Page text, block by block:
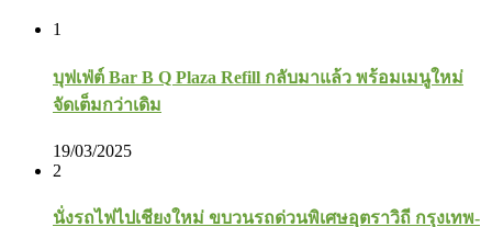
1
บุฟเฟ่ต์ Bar B Q Plaza Refill กลับมาแล้ว พร้อมเมนูใหม่
จัดเต็มกว่าเดิม
19/03/2025
2
นั่งรถไฟไปเชียงใหม่ ขบวนรถด่วนพิเศษอุตราวิถี กรุงเทพ-